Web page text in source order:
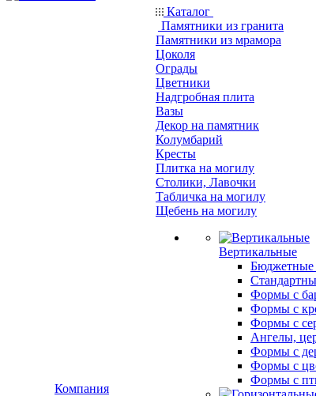
Компания
Каталог
Памятники из гранита
Памятники из мрамора
Цоколя
Ограды
Цветники
Надгробная плита
Вазы
Декор на памятник
Колумбарий
Кресты
Плитка на могилу
Столики, Лавочки
Табличка на могилу
Щебень на могилу
Вертикальные
Бюджетные
Формы с
Формы с
Формы с
Ангелы,
Формы с
Формы с
Формы с